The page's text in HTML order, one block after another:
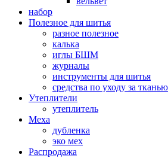
набор
Полезное для шитья
разное полезное
калька
иглы БШМ
журналы
инструменты для шитья
средства по уходу за тканью
Утеплители
утеплитель
Меха
дубленка
эко мех
Распродажа